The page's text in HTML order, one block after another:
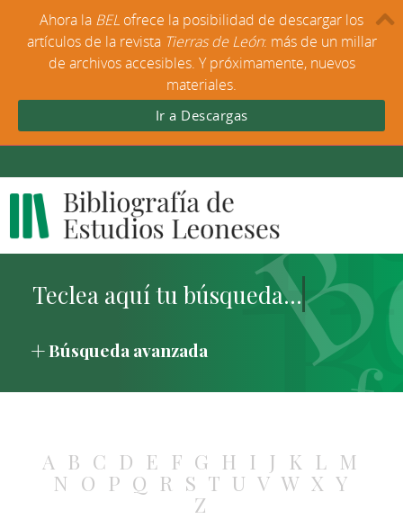
Búsqueda avanzada
A B C D E F G H I J K L M
N O P Q R S T U V W X Y
Z
Ahora la BEL ofrece la posibilidad de descargar los
artículos de la revista Tierras de León: más de un millar
de archivos accesibles. Y próximamente, nuevos
materiales.
Ir a Descargas